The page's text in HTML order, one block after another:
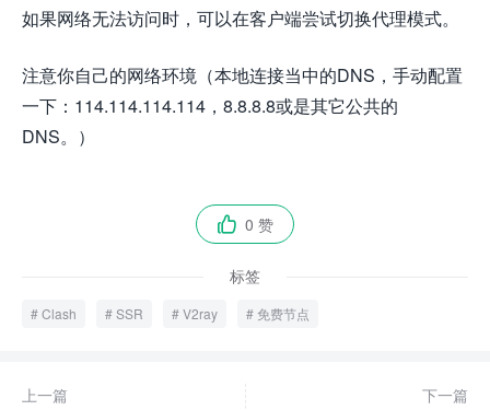
如果网络无法访问时，可以在客户端尝试切换代理模式。
注意你自己的网络环境（本地连接当中的DNS，手动配置
一下：114.114.114.114，8.8.8.8或是其它公共的
DNS。）
 0 赞
标签
Clash SSR V2ray 免费节点
上一篇
下一篇